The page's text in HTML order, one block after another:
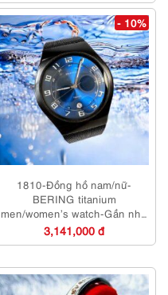
- 10%
1810-Đồng hồ nam/nữ-
BERING titanium
men/women’s watch-Gần như
mới
3,141,000 đ